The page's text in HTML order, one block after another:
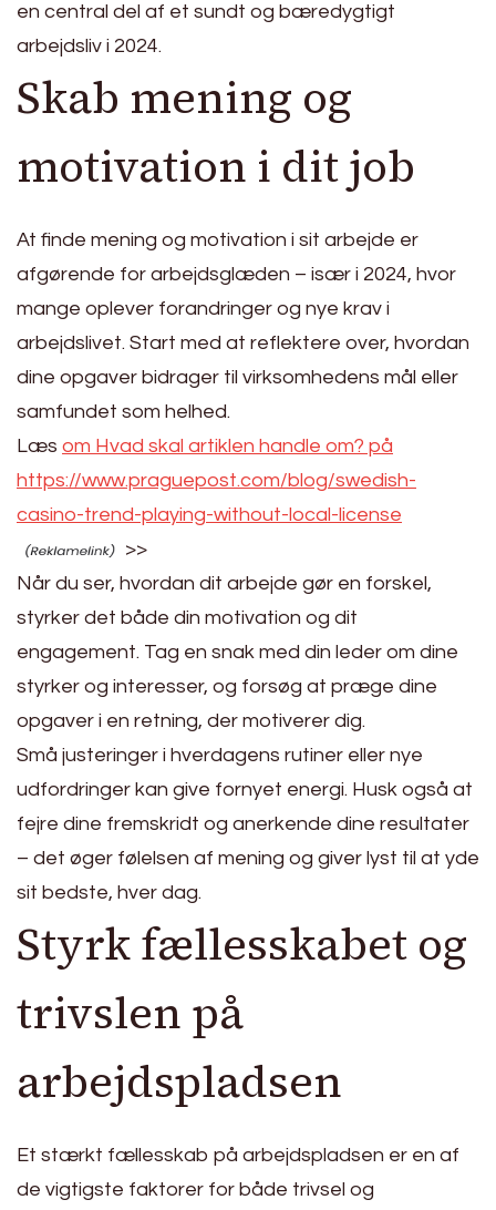
en central del af et sundt og bæredygtigt
arbejdsliv i 2024.
Skab mening og
motivation i dit job
At finde mening og motivation i sit arbejde er
afgørende for arbejdsglæden – især i 2024, hvor
mange oplever forandringer og nye krav i
arbejdslivet. Start med at reflektere over, hvordan
dine opgaver bidrager til virksomhedens mål eller
samfundet som helhed.
Læs om Hvad skal artiklen handle om? på
https://www.praguepost.com/blog/swedish-
casino-trend-playing-without-local-license
>>
Når du ser, hvordan dit arbejde gør en forskel,
styrker det både din motivation og dit
engagement. Tag en snak med din leder om dine
styrker og interesser, og forsøg at præge dine
opgaver i en retning, der motiverer dig.
Små justeringer i hverdagens rutiner eller nye
udfordringer kan give fornyet energi. Husk også at
fejre dine fremskridt og anerkende dine resultater
– det øger følelsen af mening og giver lyst til at yde
sit bedste, hver dag.
Styrk fællesskabet og
trivslen på
arbejdspladsen
Et stærkt fællesskab på arbejdspladsen er en af
de vigtigste faktorer for både trivsel og